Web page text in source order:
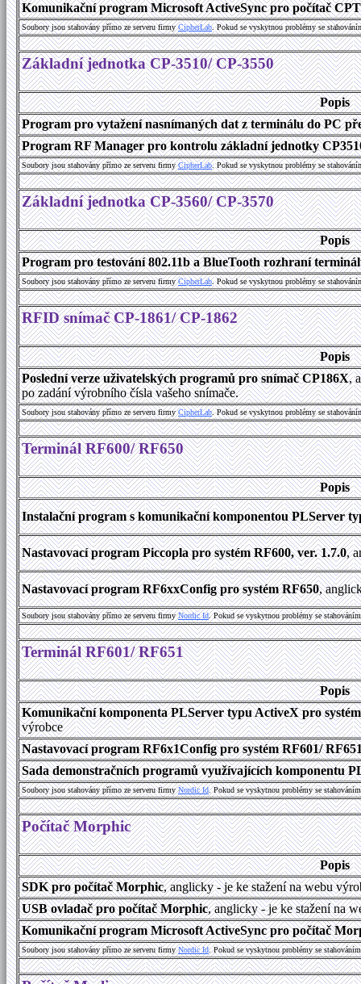
Komunikační program Microsoft ActiveSync pro počítač
Soubory jsou stahovány přímo ze serveru firmyCipherLab. Pokud se vyskytnou problémy se
Základní jednotka CP-3510/ CP-3550
Popis
Program pro vytažení nasnímaných dat z terminálu do PC
Program RF Manager pro kontrolu základní jednotky
Soubory jsou stahovány přímo ze serveru firmyCipherLab. Pokud se vyskytnou problémy se
Základní jednotka CP-3560/ CP-3570
Popis
Program pro testování 802.11b a BlueTooth rozhraní
Soubory jsou stahovány přímo ze serveru firmyCipherLab. Pokud se vyskytnou problémy se
RFID snímač CP-1861/ CP-1862
Popis
Poslední verze uživatelských programů pro snímač CP186X,
po zadání výrobního čísla vašeho snímače.
Soubory jsou stahovány přímo ze serveru firmyCipherLab. Pokud se vyskytnou problémy se
Terminál RF600/ RF650
Popis
Instalační program s komunikační komponentou PLServer
Nastavovací program Piccopla pro systém RF600, ver. 1.7.0,
Nastavovací program RF6xxConfig pro systém RF650,
Soubory jsou stahovány přímo ze serveru firmyNordic Id. Pokud se vyskytnou problémy se
Terminál RF601/ RF651
Popis
Komunikační komponenta PLServer typu ActiveX pro
výrobce
Nastavovací program RF6x1Config pro systém RF601/
Sada demonstračních programů využívajících komponentu
Soubory jsou stahovány přímo ze serveru firmyNordic Id. Pokud se vyskytnou problémy se
Počítač Morphic
Popis
SDK pro počítač Morphic, anglicky - je ke stažení na webu
USB ovladač pro počítač Morphic, anglicky - je ke stažení na
Komunikační program Microsoft ActiveSync pro počítač
Soubory jsou stahovány přímo ze serveru firmyNordic Id. Pokud se vyskytnou problémy se